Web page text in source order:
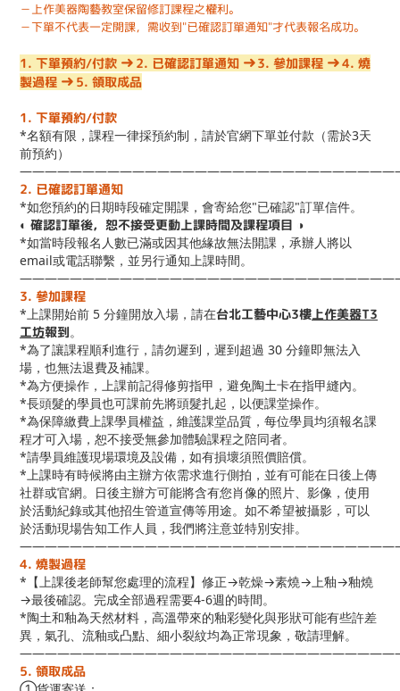
－上作美器陶藝教室保留修訂課程之權利。
－下單不代表一定開課，需收到"已確認訂單通知"才代表報名成功。
1. 下單預約/付款 ➜ 2. 已確認訂單通知 ➜3. 參加課程 ➜4. 燒
製過程 ➜ 5. 領取成品
1. 下單預約/付款
*名額有限，課程一律採預約制，請於官網下單並付款（需於3天
前預約）
2. 已確認訂單通知
*如您預約的日期時段確定開課，會寄給您"已確認"訂單信件。
◐ 確認訂單後，恕不接受更動上課時間及課程項目 ◑
*如當時段報名人數已滿或因其他緣故無法開課，承辦人將以
email或電話聯繫，並另行通知上課時間。
3. 參加課程
*上課開始前 5 分鐘開放入場，請在台北工藝中心3樓上作美器T3
工坊報到。
*為了讓課程順利進行，請勿遲到，遲到超過 30 分鐘即無法入
場，也無法退費及補課。
*為方便操作，上課前記得修剪指甲，避免陶土卡在指甲縫內。
*長頭髮的學員也可課前先將頭髮扎起，以便課堂操作。
*為保障繳費上課學員權益，維護課堂品質，每位學員均須報名課
程才可入場，恕不接受無參加體驗課程之陪同者。
*請學員維護現場環境及設備，如有損壞須照價賠償。
*上課時有時候將由主辦方依需求進行側拍，並有可能在日後上傳
社群或官網。日後主辦方可能將含有您肖像的照片、影像，使用
於活動紀錄或其他招生管道宣傳等用途。如不希望被攝影，可以
於活動現場告知工作人員，我們將注意並特別安排。
4. 燒製過程
*【上課後老師幫您處理的流程】修正→乾燥→素燒→上釉→釉燒
→最後確認。完成全部過程需要4-6週的時間。
*陶土和釉為天然材料，高溫帶來的釉彩變化與形狀可能有些許差
異，氣孔、流釉或凸點、細小裂紋均為正常現象，敬請理解。
5. 領取成品